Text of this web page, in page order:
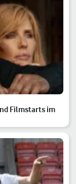
Filmstarts im